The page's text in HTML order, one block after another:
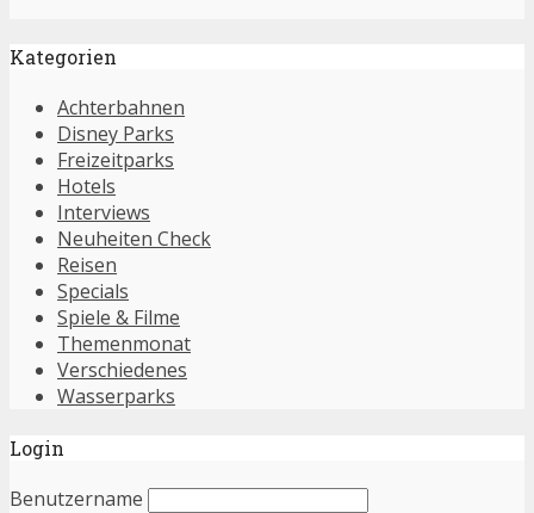
Kategorien
Achterbahnen
Disney Parks
Freizeitparks
Hotels
Interviews
Neuheiten Check
Reisen
Specials
Spiele & Filme
Themenmonat
Verschiedenes
Wasserparks
Login
Benutzername